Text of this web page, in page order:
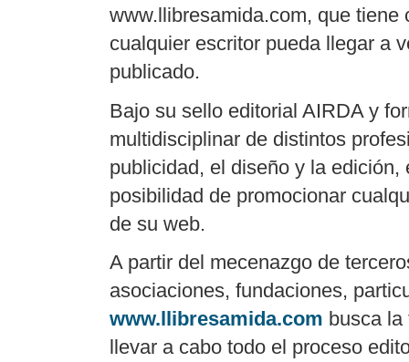
www.llibresamida.com, que tiene
cualquier escritor pueda llegar a
publicado.
Bajo su sello editorial AIRDA y
multidisciplinar de distintos
publicidad, el diseño y la edición,
posibilidad de promocionar
de su web.
A partir del mecenazgo de
asociaciones, fundaciones,
www.llibresamida.com busca
llevar a cabo todo el proceso